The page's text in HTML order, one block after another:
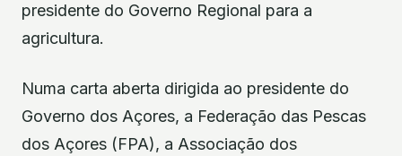
presidente do Governo Regional para a
agricultura.
Numa carta aberta dirigida ao presidente do
Governo dos Açores, a Federação das Pescas
dos Açores (FPA), a Associação dos